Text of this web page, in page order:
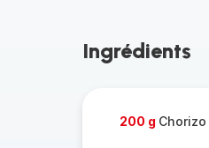
Ingrédients
200 g Chorizo